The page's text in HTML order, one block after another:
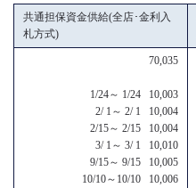
共通担保資金供給(全店･金利入
札方式)
70,035
1/24～ 1/24 10,003
2/ 1～ 2/ 1 10,004
2/15～ 2/15 10,004
3/ 1～ 3/ 1 10,010
9/15～ 9/15 10,005
10/10～10/10 10,006